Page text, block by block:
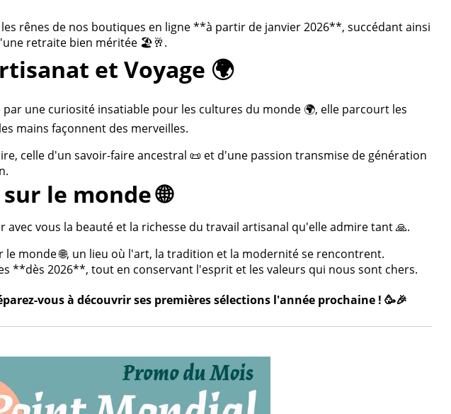
rênes de nos boutiques en ligne **à partir de janvier 2026**, succédant ainsi
retraite bien méritée 🏖️🥂.
et Voyage 🌍
une curiosité insatiable pour les cultures du monde 🌍, elle parcourt les
mains façonnent des merveilles.
celle d'un savoir-faire ancestral 📜 et d'une passion transmise de génération
le monde 🌐
vous la beauté et la richesse du travail artisanal qu'elle admire tant 🙏.
monde 🌐, un lieu où l'art, la tradition et la modernité se rencontrent.
**dès 2026**, tout en conservant l'esprit et les valeurs qui nous sont chers.
vous à découvrir ses premières sélections l'année prochaine ! 🥳🎉